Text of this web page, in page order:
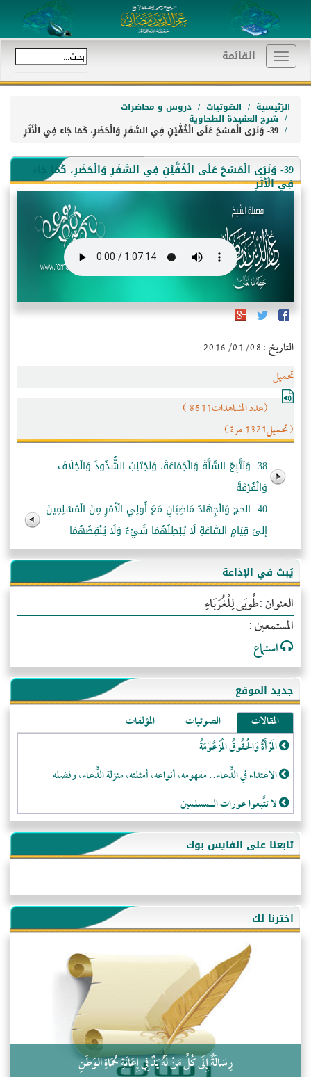
Toggle
navigation
القائمة
الرّئيسية الصّوتيات دروس و محاضرات
شرح العقيدة الطحاوية
39- وَنَرَى الْمَسْحَ عَلَى الْخُفَّيْنِ فِي السَّفَرِ وَالْحَضَرِ، كَمَا جَاءَ فِي الْأَثَرِ
39- وَنَرَى الْمَسْحَ عَلَى الْخُفَّيْنِ فِي السَّفَرِ وَالْحَضَرِ، كَمَا جَاءَ
فِي الْأَثَرِ
التاريخ : 2016/01/08
تحميل
(عدد المشاهدات8611 )
( تحميل1371 مرة )
38- وَنَتَّبِعُ السُّنَّةَ وَالْجَمَاعَةَ، وَنَجْتَنِبُ الشُّذُوذَ وَالْخِلَافَ
وَالْفُرْقَةَ
40- الحج وَالْجِهَادُ مَاضِيَانِ مَعَ أُولِي الْأَمْرِ مِنَ الْمُسْلِمِينَ
إلىَ قِيَامِ السَّاعَةِ لَا يُبْطِلُهُمَا شَيْءٌ وَلَا يُنْقِضُهُمَا
يُبث في الإذاعة
العنوان :طُوبَى لِلْغُرَبَاءِ
المستمعين :
استماع
جديد الموقع
المقالات الصوتيات
المؤلفات
المَرْأَةُ وَالْحُقُوقُ الْمَزْعُوَمَةُ
الاعتداء في الدُّعاء.. مفهومه، أنواعه، أمثلته، منزلة الدُّعاء، وفضله
لا تتَّبعوا عورات الـمسلمين
فقه النَّصيحة عند الصَّحابة الكرام رضي الله عنهم
لَا عِزَّةَ إِلَّا بِالإِسْلَامِ
هذه سبيلنا فماذا تنقمون؟!
أُسُـسُ بَـيْـتِ الـمُسْـلِمِ
التَّعْلِيمُ القُرْآنِي
كلمة إلى إخواني السلفيين في الجزائر
تابعنا على الفايس بوك
اخترنا لك
رِسَالَةٌ إِلَى كُلِّ مَنْ لَهُ يَدٌ فِي إِعَانَةِ حُمَاةِ الوَطَنِ